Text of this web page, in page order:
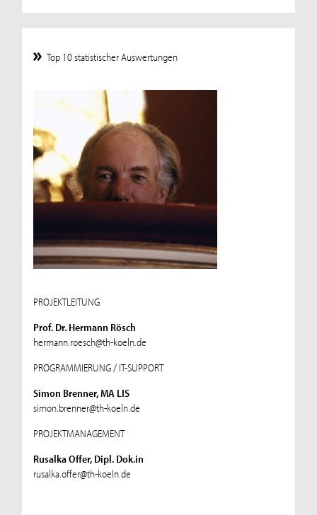
Top 10 statistischer Auswertungen
PROJEKTLEITUNG
Prof. Dr. Hermann Rösch
hermann.roesch@th-koeln.de
PROGRAMMIERUNG / IT-SUPPORT
Simon Brenner, MA LIS
simon.brenner@th-koeln.de
PROJEKTMANAGEMENT
Rusalka Offer, Dipl. Dok.in
rusalka.offer@th-koeln.de